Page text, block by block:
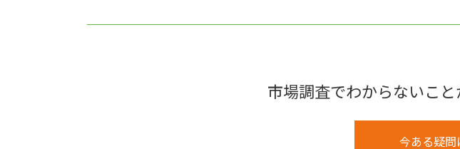
市場調査でわからないこ
今ある疑